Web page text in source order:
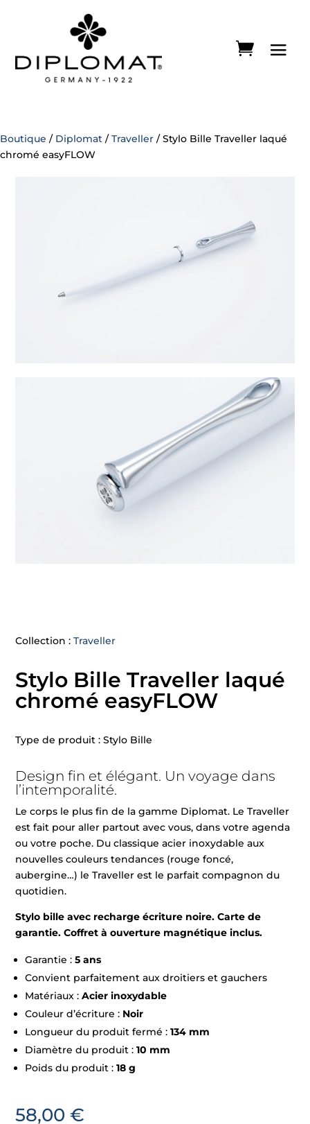
Boutique / Diplomat / Traveller / Stylo Bille Traveller laqué
chromé easyFLOW
Collection :Traveller
Stylo Bille Traveller laqué
chromé easyFLOW
Type de produit : Stylo Bille
Design fin et élégant. Un voyage dans
l’intemporalité.
Le corps le plus fin de la gamme Diplomat. Le Traveller
est fait pour aller partout avec vous, dans votre agenda
ou votre poche. Du classique acier inoxydable aux
nouvelles couleurs tendances (rouge foncé,
aubergine…) le Traveller est le parfait compagnon du
quotidien.
Stylo bille avec recharge écriture noire. Carte de
garantie. Coffret à ouverture magnétique inclus.
Garantie :5 ans
Convient parfaitement aux droitiers et gauchers
Matériaux :Acier inoxydable
Couleur d’écriture : Noir
Longueur du produit fermé :134 mm
Diamètre du produit :10 mm
Poids du produit :18 g
58,00€